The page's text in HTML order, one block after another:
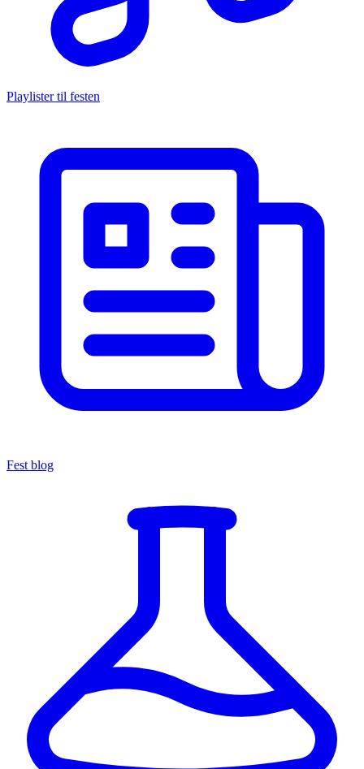
Playlister til festen
Fest blog